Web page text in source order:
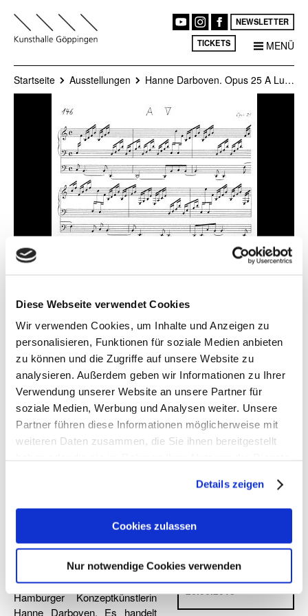
Diese Webseite verwendet Cookies
Wir verwenden Cookies, um Inhalte und Anzeigen zu
personalisieren, Funktionen für soziale Medien anbieten
zu können und die Zugriffe auf unsere Website zu
analysieren. Außerdem geben wir Informationen zu Ihrer
Verwendung unserer Website an unsere Partner für
soziale Medien, Werbung und Analysen weiter. Unsere
Partner führen diese Informationen möglicherweise mit
weiteren Daten zusammen, die Sie ihnen bereitgestellt
Cookies, wenn Sie unsere Webseite weiterhin nutzen.
Details zeigen
Cookies zulassen
Nur notwendige Cookies verwenden
NEWSLETTER
TICKETS MENÜ
Startseite Ausstellungen Hanne Darboven. Opus 25 A Ludwig van Beethoven
Ort
C 1
Zeitraum
26.06.2013
Parallel zur Ausstellung
absolute bild“ zeigte die
Kunsthalle Göppingen im C1
(see one) ein Werk der
Hamburger Konzeptkünstlerin
Hanne Darboven. Es handelt